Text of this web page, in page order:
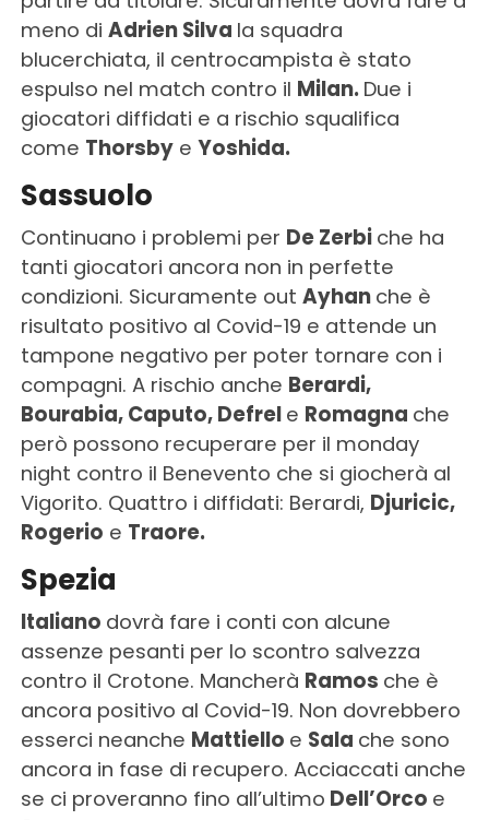
meno di Adrien Silva la squadra
blucerchiata, il centrocampista è stato
espulso nel match contro il Milan. Due i
giocatori diffidati e a rischio squalifica
come Thorsbye Yoshida.
Sassuolo
Continuano i problemi per De Zerbi che ha
tanti giocatori ancora non in perfette
condizioni. Sicuramente out Ayhan che è
risultato positivo al Covid-19 e attende un
tampone negativo per poter tornare con i
compagni. A rischio anche Berardi,
Bourabia, Caputo, Defrel e Romagna che
però possono recuperare per il monday
night contro il Benevento che si giocherà al
Vigorito. Quattro i diffidati: Berardi, Djuricic,
Rogerio e Traore.
Spezia
Italiano dovrà fare i conti con alcune
assenze pesanti per lo scontro salvezza
contro il Crotone. Mancherà Ramos che è
ancora positivo al Covid-19. Non dovrebbero
esserci neanche Mattiello e Sala che sono
ancora in fase di recupero. Acciaccati anche
se ci proveranno fino all’ultimo Dell’Orco e